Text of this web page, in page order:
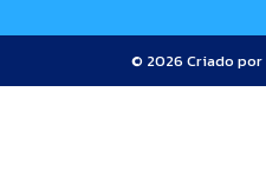
© 2026 Criado por